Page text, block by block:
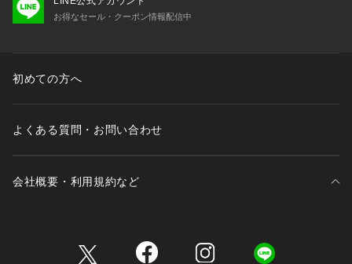
お得なセール・クーポン情報配信中
初めての方へ
よくある質問・お問い合わせ
会社概要・利用規約など